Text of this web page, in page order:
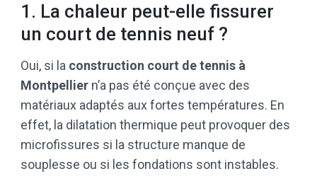
1. La chaleur peut-elle fissurer
un court de tennis neuf ?
Oui, si la construction court de tennis à
Montpellier n’a pas été conçue avec des
matériaux adaptés aux fortes températures. En
effet, la dilatation thermique peut provoquer des
microfissures si la structure manque de
souplesse ou si les fondations sont instables.